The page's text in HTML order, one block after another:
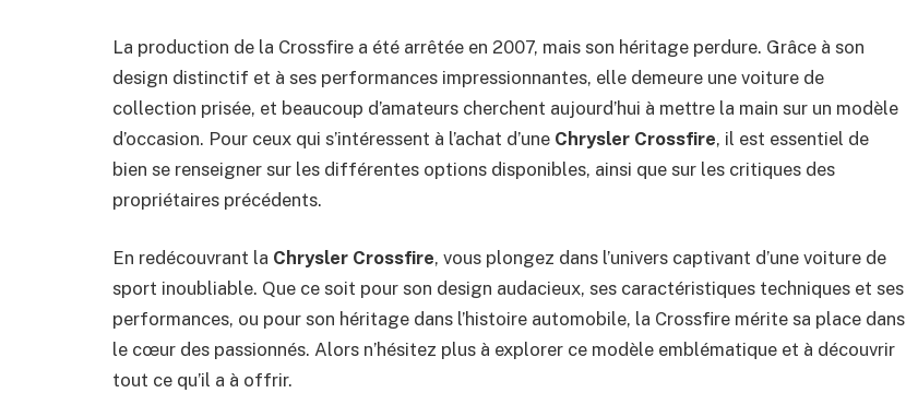
La production de la Crossfire a été arrêtée en 2007, mais son héritage perdure. Grâce à son
design distinctif et à ses performances impressionnantes, elle demeure une voiture de
collection prisée, et beaucoup d’amateurs cherchent aujourd’hui à mettre la main sur un modèle
d’occasion. Pour ceux qui s’intéressent à l’achat d’une Chrysler Crossfire, il est essentiel de
bien se renseigner sur les différentes options disponibles, ainsi que sur les critiques des
propriétaires précédents.
En redécouvrant la Chrysler Crossfire, vous plongez dans l’univers captivant d’une voiture de
sport inoubliable. Que ce soit pour son design audacieux, ses caractéristiques techniques et ses
performances, ou pour son héritage dans l’histoire automobile, la Crossfire mérite sa place dans
le cœur des passionnés. Alors n’hésitez plus à explorer ce modèle emblématique et à découvrir
tout ce qu’il a à offrir.